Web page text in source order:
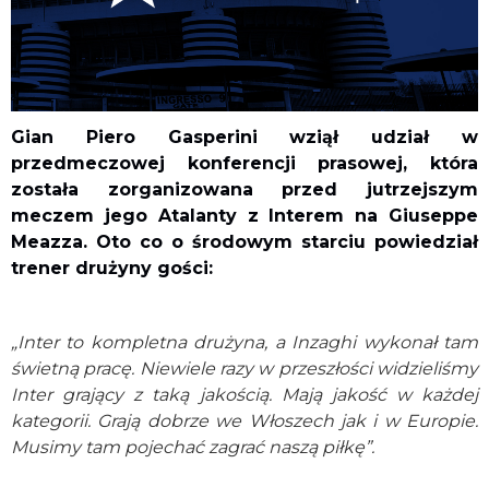
Gian Piero Gasperini wziął udział w
przedmeczowej konferencji prasowej, która
została zorganizowana przed jutrzejszym
meczem jego Atalanty z Interem na Giuseppe
Meazza. Oto co o środowym starciu powiedział
trener drużyny gości:
„Inter to kompletna drużyna, a Inzaghi wykonał tam
świetną pracę. Niewiele razy w przeszłości widzieliśmy
Inter grający z taką jakością. Mają jakość w każdej
kategorii. Grają dobrze we Włoszech jak i w Europie.
Musimy tam pojechać zagrać naszą piłkę”.